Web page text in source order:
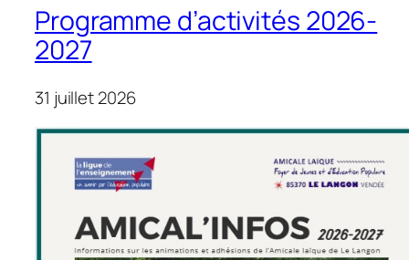
Programme d’activités 2026-
2027
31 juillet 2026